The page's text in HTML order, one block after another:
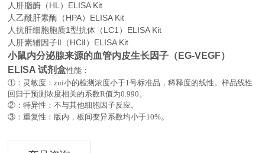
人肝脂酶（HL）ELISA Kit
人乙酰肝素酶（HPA）ELISA Kit
人抗肝细胞胞质1型抗体（LC1）ELISA Kit
人肝素辅因子Ⅱ（HCⅡ）ELISA Kit
小鼠内分泌腺来源的血管内皮生长因子（EG-VEGF）
ELISA 试剂盒性能：
①：灵敏度：zui小的检测浓度小于1号标准品，稀释度的线性。样品线性
回归于预测浓度相关的系数R值为0.990。
②：特异性：不与其他细胞因子反应。
③：重复性：版内，板间变异系数均小于10%。